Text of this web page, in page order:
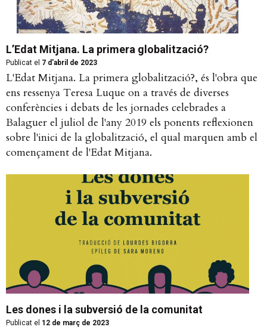
L’Edat Mitjana. La primera globalització?
Publicat el 7 d'abril de 2023
L'Edat Mitjana. La primera globalització?, és l'obra que
ens ressenya Teresa Luque on a través de diverses
conferències i debats de les jornades celebrades a
Balaguer el juliol de l'any 2019 els ponents reflexionen
sobre l'inici de la globalització, el qual marquen amb el
començament de l'Edat Mitjana.
Les dones i la subversió de la comunitat
Publicat el 12 de març de 2023